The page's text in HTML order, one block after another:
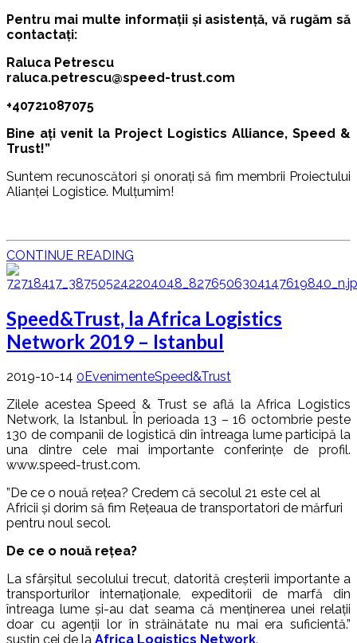
Pentru mai multe informații și asistență, vă rugăm să
contactați:
Raluca Petrescu
raluca.petrescu@speed-trust.com
+40721087075
Bine ați venit la Project Logistics Alliance, Speed &
Trust!”
Suntem recunoscători și onorați să fim membrii Proiectului
Alianței Logistice. Mulțumim!
CONTINUE READING
Speed&Trust, la Africa Logistics
Network 2019 – Istanbul
2019-10-14 0EvenimenteSpeed&Trust
Zilele acestea Speed & Trust se află la Africa Logistics
Network, la Istanbul. În perioada 13 – 16 octombrie peste
130 de companii de logistică din întreaga lume participă la
una dintre cele mai importante conferințe de profil.
www.speed-trust.com.
”De ce o nouă rețea? Credem că secolul 21 este cel al
Africii și dorim să fim Rețeaua de transportatori de mărfuri
pentru noul secol.
De ce o nouă rețea?
La sfârșitul secolului trecut, datorită creșterii importante a
transporturilor internaționale, expeditorii de marfă din
întreaga lume și-au dat seama că menținerea unei relații
doar cu agenții lor în străinătate nu mai era suficientă.”
susțin cei de la Africa Logistics Network.